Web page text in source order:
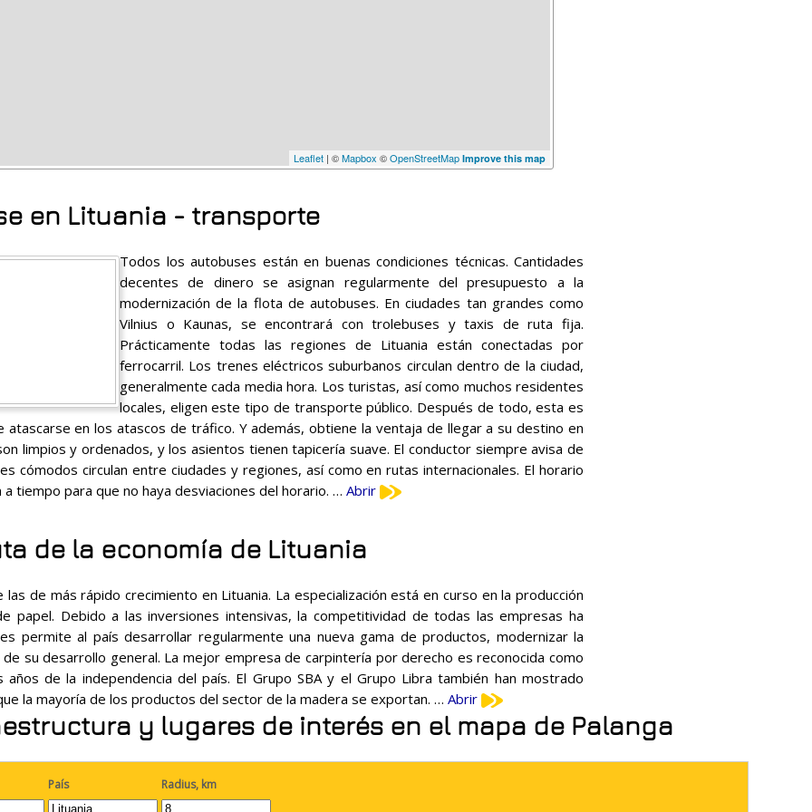
Leaflet | ©Mapbox ©OpenStreetMap Improve this map
en Lituania - transporte
Todos los autobuses están en buenas condiciones técnicas. Cantidades
decentes de dinero se asignan regularmente del presupuesto a la
modernización de la flota de autobuses. En ciudades tan grandes como
Vilnius o Kaunas, se encontrará con trolebuses y taxis de ruta fija.
Prácticamente todas las regiones de Lituania están conectadas por
ferrocarril. Los trenes eléctricos suburbanos circulan dentro de la ciudad,
generalmente cada media hora. Los turistas, así como muchos residentes
locales, eligen este tipo de transporte público. Después de todo, esta es
en los atascos de tráfico. Y además, obtiene la ventaja de llegar a su destino en
limpios y ordenados, y los asientos tienen tapicería suave. El conductor siempre avisa de
cómodos circulan entre ciudades y regiones, así como en rutas internacionales. El horario
tiempo para que no haya desviaciones del horario. … Abrir
de la economía de Lituania
de más rápido crecimiento en Lituania. La especialización está en curso en la producción
papel. Debido a las inversiones intensivas, la competitividad de todas las empresas ha
permite al país desarrollar regularmente una nueva gama de productos, modernizar la
su desarrollo general. La mejor empresa de carpintería por derecho es reconocida como
de la independencia del país. El Grupo SBA y el Grupo Libra también han mostrado
la mayoría de los productos del sector de la madera se exportan. … Abrir
y lugares de interés en el mapa de Palanga
País Radius, km